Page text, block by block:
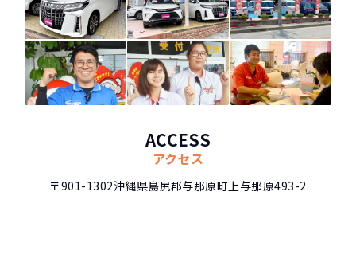
ACCESS
アクセス
〒901-1302沖縄県島尻郡与那原町上与那原493-2